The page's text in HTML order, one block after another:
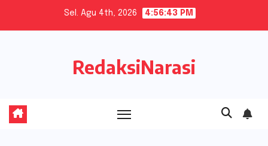
Sel. Agu 4th, 2026 4:56:43 PM
RedaksiNarasi